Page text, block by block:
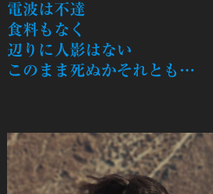
電波は不達
食料もなく
辺りに人影はない
このまま死ぬかそれとも…